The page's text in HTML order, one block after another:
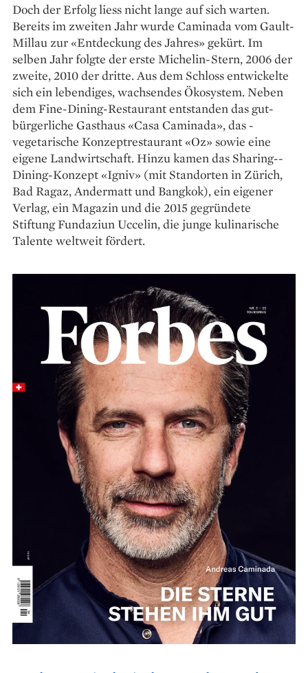
Doch der Erfolg liess nicht lange auf sich warten.
Bereits im zweiten Jahr wurde Caminada vom Gault-
Millau zur «Entdeckung des Jahres» gekürt. Im
selben Jahr folgte der erste Michelin-Stern, 2006 der
zweite, 2010 der dritte. Aus dem Schloss entwickelte
sich ein lebendiges, wachsendes Ökosystem. Neben
dem Fine-Dining-Restaurant entstanden das gut­
bürgerliche Gasthaus «Casa Caminada», das ­
vegetarische Konzeptrestaurant «Oz» sowie eine
eigene Landwirtschaft. Hinzu kamen das Sharing-­
Dining-Konzept «Igniv» (mit Standorten in Zürich,
Bad Ragaz, Andermatt und Bangkok), ein eigener
Verlag, ein Magazin und die 2015 ge­­gründete
Stiftung Fundaziun Uccelin, die junge kulinarische
Talente weltweit fördert.